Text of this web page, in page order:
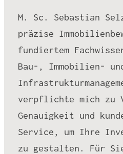
M. Sc. Sebastian
präzise
fundiertem
Bau-, Immobilien-
verpflichte mich zu
Genauigkeit und
Service, um Ihre
zu gestalten. Für